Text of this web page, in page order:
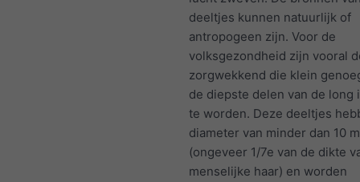
deeltjes kunnen natuurlijk of
antropogeen zijn. Voor de
volksgezondheid zijn vooral
zorgwekkend die klein
de diepste delen van de long
te worden. Deze deeltjes
diameter van minder dan 10
(ongeveer 1/7e van de dikte
menselijke haar) en worden